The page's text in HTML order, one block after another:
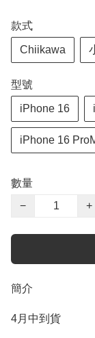
款式
Chiikawa
型號
iPhone 16
iPhone 16
數量
−
+
簡介
4月中到貨